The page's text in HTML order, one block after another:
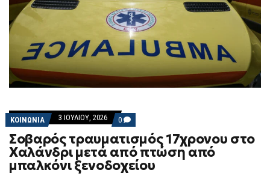
ΚΟΙΝΩΝΙΑ 3 ΙΟΥΛΊΟΥ, 2026 0 COMMENTS
ON
ΣΟΒΑΡΌΣ
ΤΡΑΥΜΑΤΙΣΜΌΣ
17ΧΡΟΝΟΥ
ΣΤΟ
ΧΑΛΆΝΔΡΙ
Σοβαρός τραυματισμός 17χρονου στο
Χαλάνδρι μετά από πτώση από
μπαλκόνι ξενοδοχείου